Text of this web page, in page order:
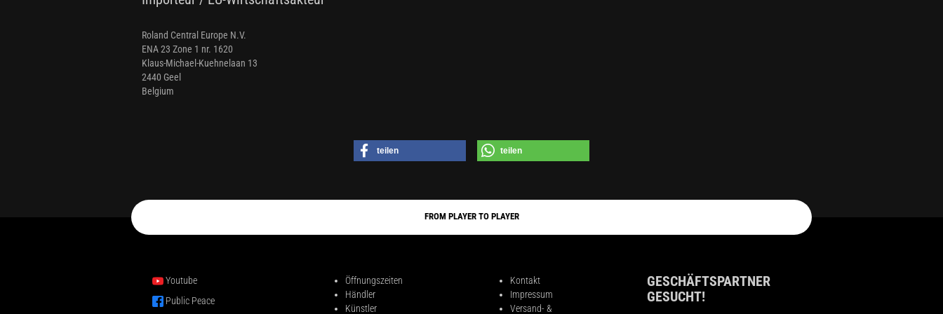
Roland Central Europe N.V.
ENA 23 Zone 1 nr. 1620
Klaus-Michael-Kuehnelaan 13
2440 Geel
Belgium
teilen teilen
FROM PLAYER TO PLAYER
Youtube
Public Peace
Öffnungszeiten
Händler
Künstler
Kontakt
Impressum
Versand- &
GESCHÄFTSPARTNER
GESUCHT!